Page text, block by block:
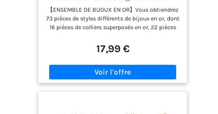
Femme Or, Ear Cuff, Boucles d'Oreilles
Créoles, Lot de Fantaisie Bijoux
Réglable
【ENSEMBLE DE BIJOUX EN OR】Vous obtiendrez
73 pièces de styles différents de bijoux en or, dont
16 pièces de colliers superposés en or, 22 pièces
de boucles d'oreilles, 12 pièces de boucles
d'oreilles en or et 11 pièces de bracelets en or. Un
de bijoux. Chaque style a un style différent pour
répondre aux différents besoins vestimentaires
17,99 €